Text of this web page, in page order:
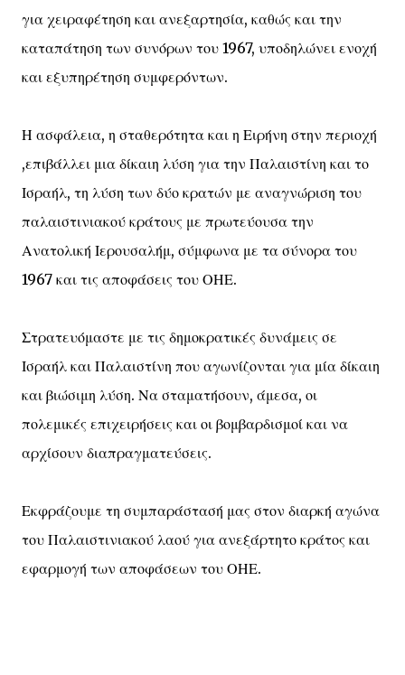
για χειραφέτηση και ανεξαρτησία, καθώς και την
καταπάτηση των συνόρων του 1967, υποδηλώνει ενοχή
και εξυπηρέτηση συμφερόντων.
Η ασφάλεια, η σταθερότητα και η Ειρήνη στην περιοχή
,επιβάλλει μια δίκαιη λύση για την Παλαιστίνη και το
Ισραήλ, τη λύση των δύο κρατών με αναγνώριση του
παλαιστινιακού κράτους με πρωτεύουσα την
Ανατολική Ιερουσαλήμ, σύμφωνα με τα σύνορα του
1967 και τις αποφάσεις του ΟΗΕ.
Στρατευόμαστε με τις δημοκρατικές δυνάμεις σε
Ισραήλ και Παλαιστίνη που αγωνίζονται για μία δίκαιη
και βιώσιμη λύση. Να σταματήσουν, άμεσα, οι
πολεμικές επιχειρήσεις και οι βομβαρδισμοί και να
αρχίσουν διαπραγματεύσεις.
Εκφράζουμε τη συμπαράστασή μας στον διαρκή αγώνα
του Παλαιστινιακού λαού για ανεξάρτητο κράτος και
εφαρμογή των αποφάσεων του ΟΗΕ.